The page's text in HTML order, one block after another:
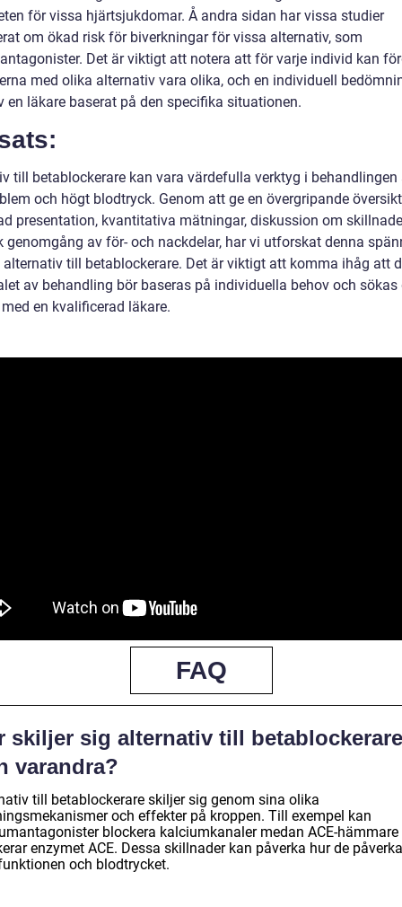
för vissa hjärtsjukdomar. Å andra sidan har vissa studier
om ökad risk för biverkningar för vissa alternativ, som
Det är viktigt att notera att för varje individ kan
med olika alternativ vara olika, och en individuell
en läkare baserat på den specifika situationen.
till betablockerare kan vara värdefulla verktyg i behandlingen
och högt blodtryck. Genom att ge en övergripande
presentation, kvantitativa mätningar, diskussion om
genomgång av för- och nackdelar, har vi utforskat denna
alternativ till betablockerare. Det är viktigt att komma ihåg att
av behandling bör baseras på individuella behov och sökas
en kvalificerad läkare.
FAQ
skiljer sig alternativ till betablockerare
varandra?
till betablockerare skiljer sig genom sina olika
och effekter på kroppen. Till exempel kan
blockera kalciumkanaler medan ACE-hämmare
enzymet ACE. Dessa skillnader kan påverka hur de
och blodtrycket.